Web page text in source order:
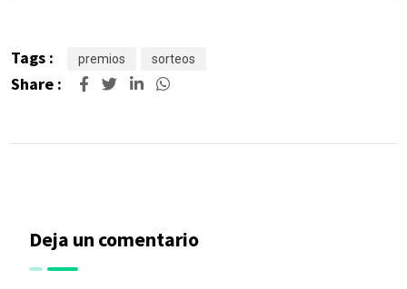
Tags : premios sorteos
Share :
Deja un comentario